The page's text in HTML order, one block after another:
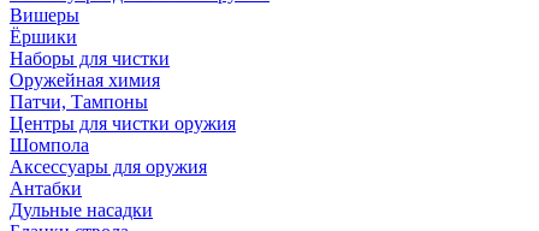
Вишеры
Ёршики
Наборы для чистки
Оружейная химия
Патчи, Тампоны
Центры для чистки оружия
Шомпола
Аксессуары для оружия
Антабки
Дульные насадки